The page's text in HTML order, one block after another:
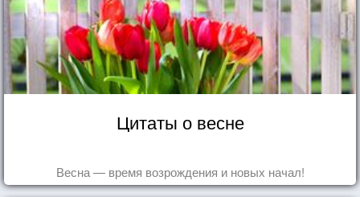
Цитаты о весне
Весна — время возрождения и новых начал!